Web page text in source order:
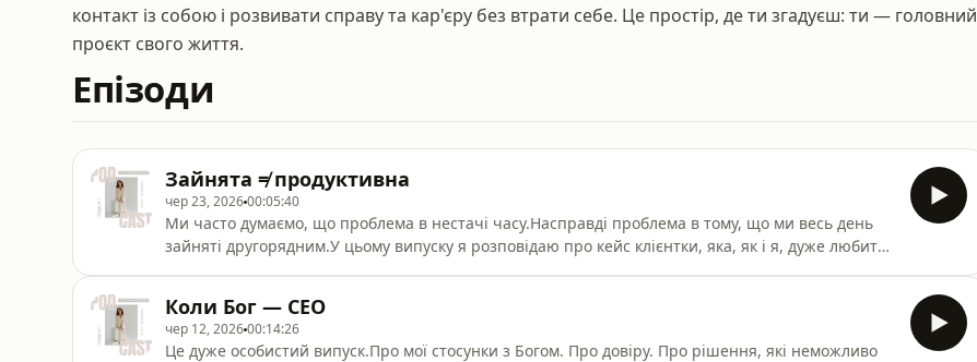
контакт із собою і розвивати справу та кар'єру без втрати себе. Це простір, де ти згадуєш: ти — головний
проєкт свого життя.
Епізоди
Зайнята ≠ продуктивна
чер 23, 202600:05:40
Ми часто думаємо, що проблема в нестачі часу.Насправді проблема в тому, що ми весь день
зайняті другорядним.У цьому випуску я розповідаю про кейс клієнтки, яка, як і я, дуже любить
⁠⁠⁠https://t.me/+Q95U1RCiyhEwNzky⁠⁠⁠🟡 Якщо зараз ти
Коли Бог — CEO
чер 12, 202600:14:26
Це дуже особистий випуск.Про мої стосунки з Богом. Про довіру. Про рішення, які неможливо